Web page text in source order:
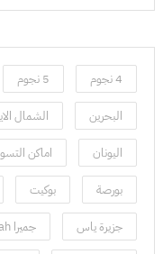
4 نجوم 5 نجوم
البحرين الشمال
اليونان اماكن
بورصة بوكيت
جزيرة ياس جميرا Jumeirah